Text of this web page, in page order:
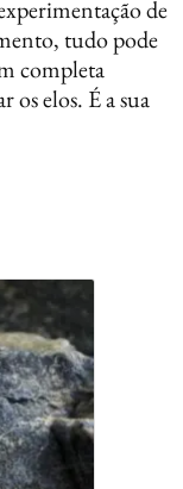
de
tudo pode
completa
os elos. É a sua